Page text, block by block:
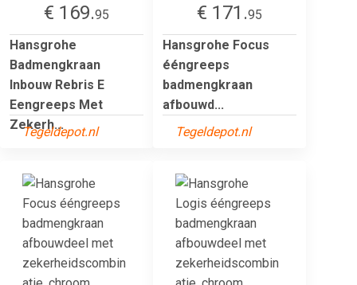
€ 169.95
Hansgrohe
Badmengkraan
Inbouw Rebris E
Eengreeps Met
Zekerh...
Tegeldepot.nl
€ 171.95
Hansgrohe Focus
ééngreeps
badmengkraan
afbouwd...
Tegeldepot.nl